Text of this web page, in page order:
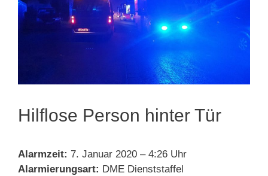
Hilflose Person hinter Tür
Alarmzeit: 7. Januar 2020 – 4:26 Uhr
Alarmierungsart: DME Dienststaffel